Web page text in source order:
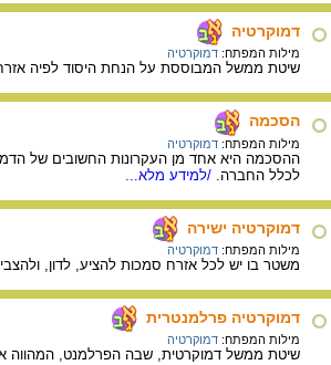
דמוקרטיה
מילות המפתח: דמוקרטיה
שיטת ממשל המבוססת על הנחת היסוד לפיה
הסכמה
מילות המפתח: דמוקרטיה
ההסכמה היא אחד מן העקרונות החשובים של
לכלל החברה. /למידע מלא...
דמוקרטיה ישירה
מילות המפתח: דמוקרטיה
משטר בו יש לכל אזרח סמכות להציע, לדון,
דמוקרטיה פרלמנטרית
מילות המפתח: דמוקרטיה
שיטת ממשל דמוקרטית, שבה הפרלמנט, המהווה